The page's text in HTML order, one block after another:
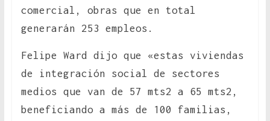
comercial, obras que en total
generarán 253 empleos.
Felipe Ward dijo que «estas viviendas
de integración social de sectores
medios que van de 57 mts2 a 65 mts2,
beneficiando a más de 100 familias,